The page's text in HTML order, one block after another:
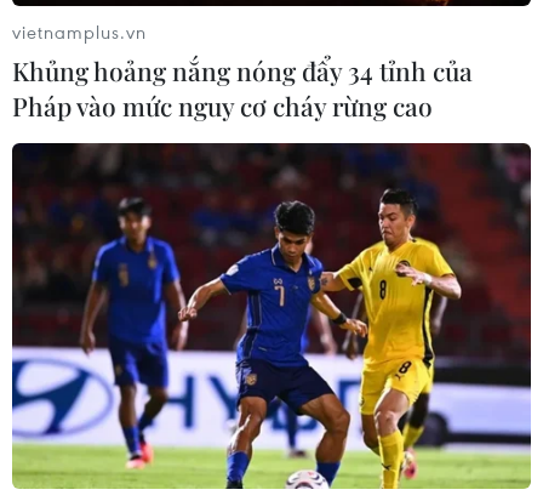
Phát hiện 1.650 viên ma túy tổng hợp cất
giấu trong một đôi dép
vietnamplus.vn
Khủng hoảng nắng nóng đẩy 34 tỉnh của
Pháp vào mức nguy cơ cháy rừng cao